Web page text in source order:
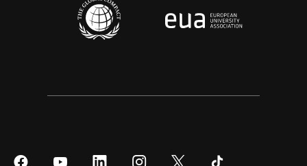
SíguenosSíguenos SíguenosSíguenos Síguenos